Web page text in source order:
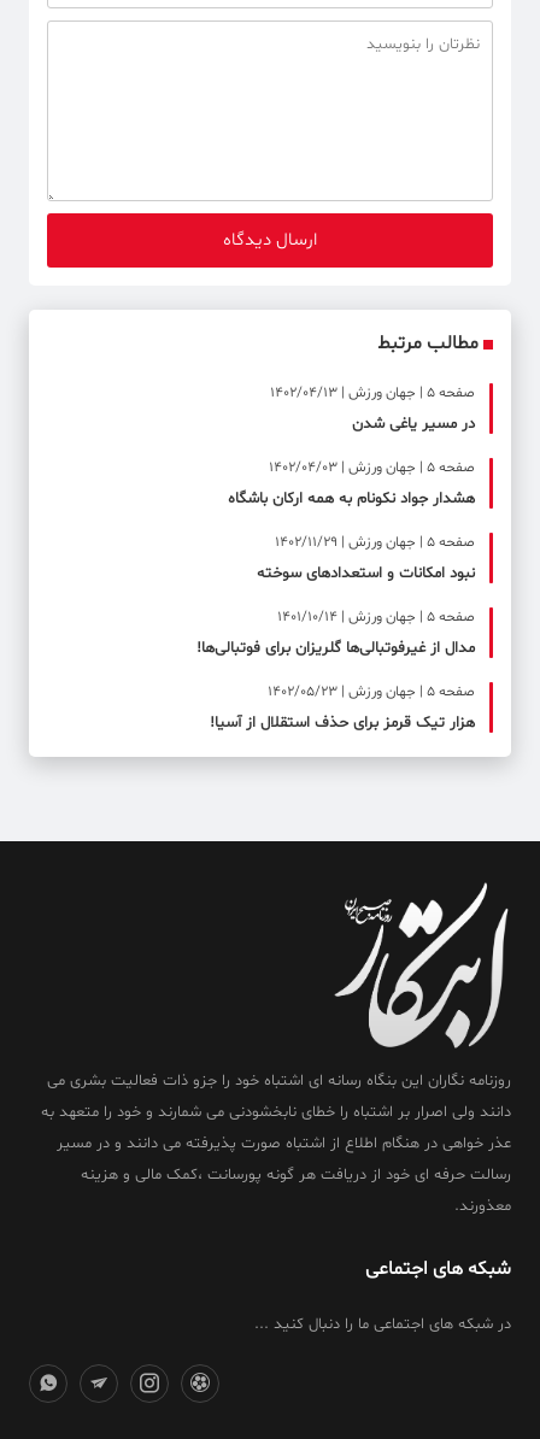
مطالب مرتبط
صفحه ۵ | جهان ورزش | 1402/04/13
در مسیر یاغی شدن
صفحه ۵ | جهان ورزش | 1402/04/03
هشدار جواد نکونام به همه ارکان باشگاه
صفحه ۵ | جهان ورزش | 1402/11/29
نبود امکانات و استعدادهای سوخته
صفحه ۵ | جهان ورزش | 1401/10/14
مدال از غیرفوتبالی‌ها گلریزان برای فوتبالی‌ها!
صفحه ۵ | جهان ورزش | 1402/05/23
هزار تیک قرمز برای حذف استقلال از آسیا!
روزنامه نگاران این بنگاه رسانه ای اشتباه خود را جزو ذات فعالیت بشری می
دانند ولی اصرار بر اشتباه را خطای نابخشودنی می شمارند و خود را متعهد به
عذر خواهی در هنگام اطلاع از اشتباه صورت پذیرفته می دانند و در مسیر
رسالت حرفه ای خود از دریافت هر گونه پورسانت ،کمک مالی و هزینه
معذورند.
شبکه های اجتماعی
در شبکه های اجتماعی ما را دنبال کنید ...